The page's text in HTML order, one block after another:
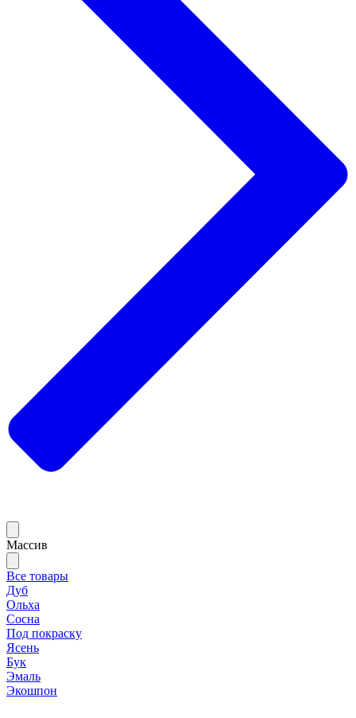
Массив
Все товары
Дуб
Ольха
Сосна
Под покраску
Ясень
Бук
Эмаль
Экошпон